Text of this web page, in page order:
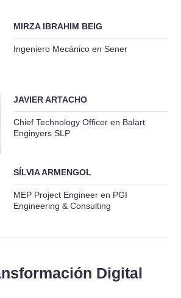
MIRZA IBRAHIM BEIG
Ingeniero Mecánico en Sener
JAVIER ARTACHO
Chief Technology Officer en Balart
Enginyers SLP
SÍLVIA ARMENGOL
MEP Project Engineer en PGI
Engineering & Consulting
Digital